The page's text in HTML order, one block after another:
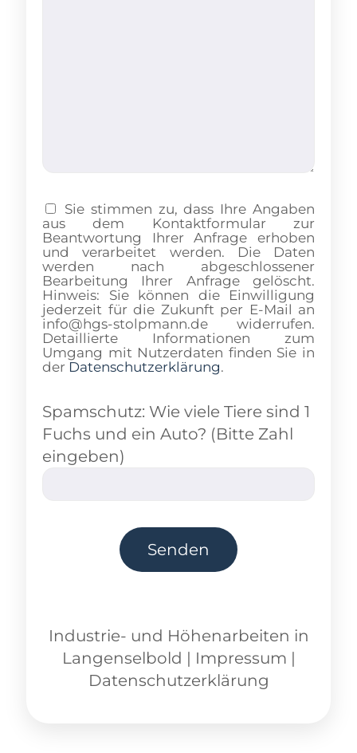
Sie stimmen zu, dass Ihre Angaben
aus dem Kontaktformular zur
Beantwortung Ihrer Anfrage erhoben
und verarbeitet werden. Die Daten
werden nach abgeschlossener
Bearbeitung Ihrer Anfrage gelöscht.
Hinweis: Sie können die Einwilligung
jederzeit für die Zukunft per E-Mail an
info@hgs-stolpmann.de widerrufen.
Detaillierte Informationen zum
Umgang mit Nutzerdaten finden Sie in
der Datenschutzerklärung.
Spamschutz: Wie viele Tiere sind 1
Fuchs und ein Auto? (Bitte Zahl
eingeben)
Industrie- und Höhenarbeiten in
Langenselbold | Impressum |
Datenschutzerklärung